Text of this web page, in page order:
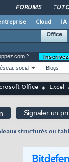
FORUMS
Cloud IA
Office
?
social Blogs
Office Excel
Signaler un
structurés ou